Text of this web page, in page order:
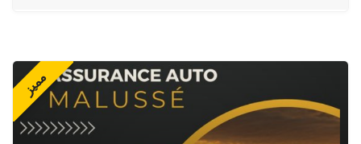
مميز